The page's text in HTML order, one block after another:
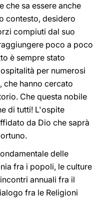
che sa essere anche
contesto, desidero
compiuti dal suo
poco a poco
è sempre stato
per numerosi
che hanno cercato
Che questa nobile
di tutti! L'ospite
da Dio che saprà
delle
fra i popoli, le culture
annuali fra il
fra le Religioni